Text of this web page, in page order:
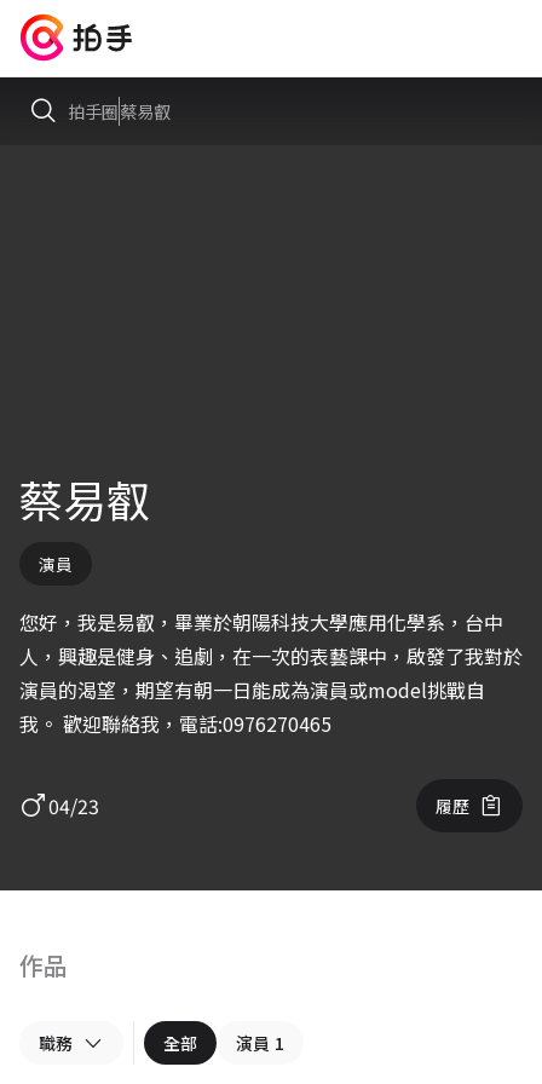
拍手圈蔡易叡
蔡易叡
演員
您好，我是易叡，畢業於朝陽科技大學應用化學系，台中
人，興趣是健身、追劇，在一次的表藝課中，啟發了我對於
演員的渴望，期望有朝一日能成為演員或model挑戰自
我。 歡迎聯絡我，電話:0976270465
04/23 履歷
作品
職務 全部 演員 1